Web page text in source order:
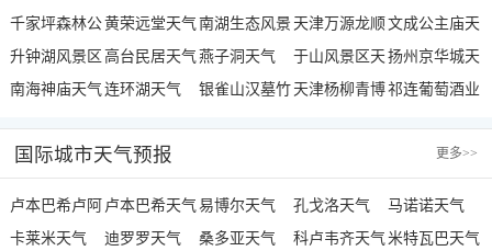
气
天气
气
村印经院文化
旅游景区天气
气
千家坪森林公
园天气
黄荣远堂天气 南湖生态风景
区天气
天津万源龙顺
度假庄园天气
文成公主庙天
气
升钟湖风景区
天气
高台民居天气 燕子洞天气
于山风景区天
气
扬州京华城天
气
南海神庙天气 连环湖天气
银雀山汉墓竹 天津杨柳青博祁连葡萄酒业
国际城市天气预报 更多>>
卢本巴希卢阿
诺天气
卢本巴希天气 易博尔天气 孔戈洛天气
马诺诺天气
卡莱米天气
迪罗罗天气 桑多亚天气 科卢韦齐天气 米特瓦巴天气